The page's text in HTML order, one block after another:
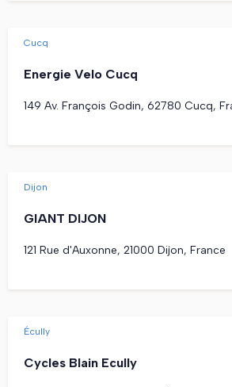
Cucq
Energie Velo Cucq
149 Av. François Godin, 62780 Cucq,
Dijon
GIANT DIJON
121 Rue d'Auxonne, 21000 Dijon, France
Écully
Cycles Blain Ecully